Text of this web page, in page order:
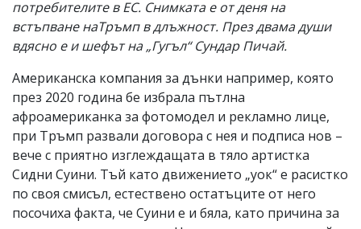
потребителите в ЕС. Снимката е от деня на
встъпване наТръмп в длъжност. През двама души
вдясно е и шефът на „Гугъл“ Сундар Пичай.
Американска компания за дънки например, която
през 2020 година бе избрала пътлна
афроамериканка за фотомодел и рекламно лице,
при Тръмп развали договора с нея и подписа нов –
вече с приятно изглеждащата в тяло артистка
Сидни Суини. Тъй като движението „уок“ е расистко
по своя смисъл, естествено остатъците от него
посочиха факта, че Суини е и бяла, като причина за